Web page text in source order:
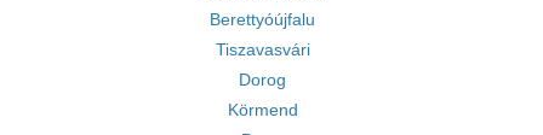
Berettyóújfalu
Tiszavasvári
Dorog
Körmend